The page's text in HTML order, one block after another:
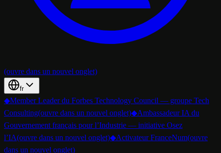
(ouvre dans un nouvel onglet)
fr
◆Member Leader du Forbes Technology Council — groupe Tech
Consulting(ouvre dans un nouvel onglet)◆Ambassadeur IA du
Gouvernement français pour l’Industrie — initiative Osez
l’IA(ouvre dans un nouvel onglet)◆Activateur FranceNum(ouvre
dans un nouvel onglet)